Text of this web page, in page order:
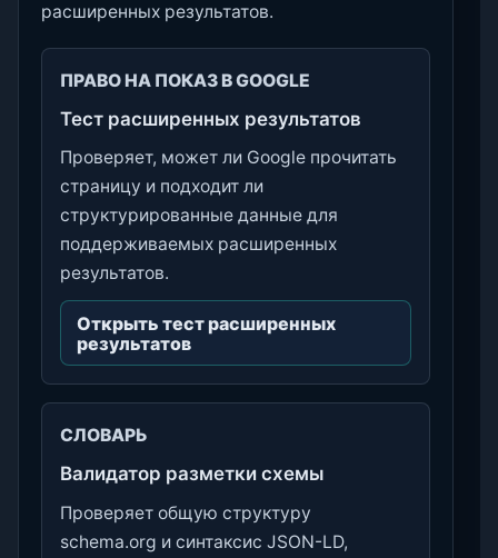
расширенных результатов.
ПРАВО НА ПОКАЗ В GOOGLE
Тест расширенных результатов
Проверяет, может ли Google прочитать
страницу и подходит ли
структурированные данные для
поддерживаемых расширенных
результатов.
Открыть тест расширенных
результатов
СЛОВАРЬ
Валидатор разметки схемы
Проверяет общую структуру
schema.org и синтаксис JSON-LD,